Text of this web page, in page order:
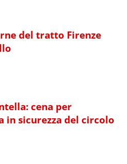
del tratto Firenze
cena per
in sicurezza del circolo